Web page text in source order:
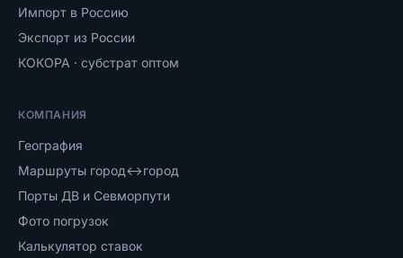
Импорт в Россию
Экспорт из России
КОКОРА · субстрат оптом
КОМПАНИЯ
География
Маршруты город↔город
Порты ДВ и Севморпути
Фото погрузок
Калькулятор ставок